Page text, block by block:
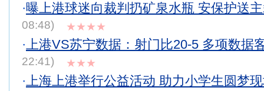
·曝上港球迷向裁判扔矿泉水瓶 安保护送
08:48)
★★★★
·上港VS苏宁数据：射门比20-5 多项数据
22:41)
★★★
·上海上港举行公益活动 助力小学生圆梦